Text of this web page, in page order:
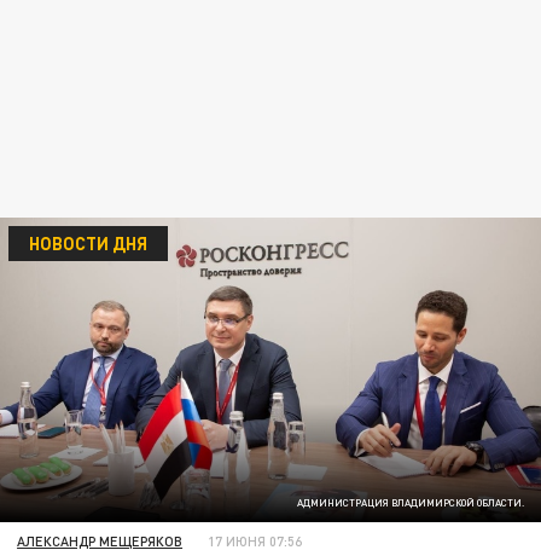
АДМИНИСТРАЦИЯ ВЛАДИМИРСКОЙ ОБЛАСТИ.
НОВОСТИ ДНЯ
АЛЕКСАНДР МЕЩЕРЯКОВ 17 ИЮНЯ 07:56